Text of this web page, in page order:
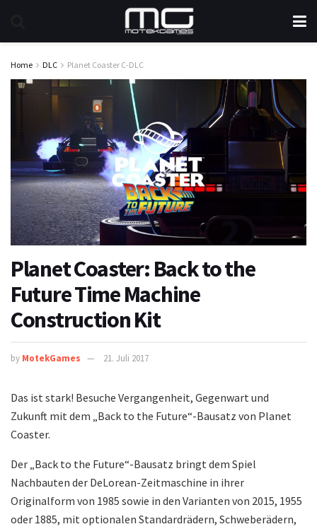
Home DLC Planet Coaster C-DLC
Planet Coaster: Back to the
Future Time Machine
Construction Kit
by MotekGames 21. Juli 2017
Das ist stark! Besuche Vergangenheit, Gegenwart und
Zukunft mit dem „Back to the Future“-Bausatz von Planet
Coaster.
Der „Back to the Future“-Bausatz bringt dem Spiel
Nachbauten der DeLorean-Zeitmaschine in ihrer
Originalform von 1985 sowie in den Varianten von 2015, 1955
oder 1885, mit optionalen Standardrädern, Schweberädern,